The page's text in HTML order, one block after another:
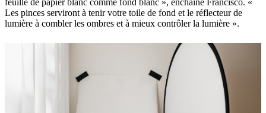
Les pinces serviront à tenir votre toile de fond et le réflecteur de
lumière à combler les ombres et à mieux contrôler la lumière ».